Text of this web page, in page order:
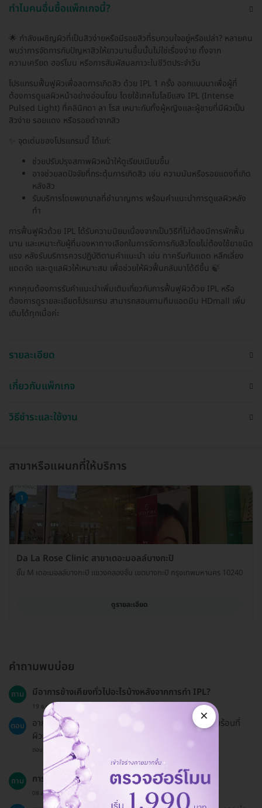
ทำไมคนอื่นซื้อแพ็กเกจนี้?
🌟 กำลังเผชิญผิวที่เป็นสิวง่ายหรือมีรอยสิวที่รบกวนใจอยู่หรือเปล่า? หลายคน
พบว่าการจัดการกับปัญหาสิวให้ยาวนานขึ้นนั้นไม่ใช่เรื่องง่าย ทั้งจาก
ความเครียด ฮอร์โมน หรือการสัมผัสมลภาวะในชีวิตประจำวัน
โปรแกรมฟื้นฟูผิวเพื่อลดการเกิดสิว ด้วย IPL 1 ครั้ง ออกแบบมาเพื่อผู้ที่
ต้องการดูแลผิวหน้าอย่างอ่อนโยน โดยใช้เทคโนโลยีแสง IPL (Intense
Pulsed Light) ที่คลินิกดา ลา โรส เหมาะกับทั้งผู้หญิงและผู้ชายที่มีผิวเป็น
สิวง่าย รอยแดง หรือรอยดำจากสิว
✨ จุดเด่นของโปรแกรมนี้ ได้แก่:
ช่วยปรับปรุงสภาพผิวหน้าให้ดูเรียบเนียนขึ้น
อาจช่วยลดปัจจัยที่กระตุ้นการเกิดสิว เช่น ความมันหรือรอยแดงที่เกิด
หลังสิว
รับบริการโดยพยาบาลที่ชำนาญการ พร้อมคำแนะนำการดูแลผิวหลัง
ทำ
การฟื้นฟูผิวด้วย IPL ได้รับความนิยมเนื่องจากเป็นวิธีที่ไม่ต้องมีการพักฟื้น
นาน และเหมาะกับผู้ที่มองหาทางเลือกในการจัดการกับสิวโดยไม่ต้องใช้ยาชนิด
แรง หลังรับบริการควรปฏิบัติตามคำแนะนำ เช่น ทาครีมกันแดด หลีกเลี่ยง
แดดจัด และดูแลผิวให้เหมาะสม เพื่อช่วยให้ผิวฟื้นกลับมาได้ดีขึ้น 🍃
หากคุณต้องการรับคำแนะนำเพิ่มเติมเกี่ยวกับการฟื้นฟูผิวด้วย IPL หรือ
ต้องการดูรายละเอียดโปรแกรม สามารถสอบถามทีมแอดมิน HDmall เพิ่ม
เติมได้ทุกเมื่อค่ะ
รายละเอียด
เกี่ยวกับแพ็กเกจ
วิธีชำระและใช้งาน
สาขาหรือแผนกที่ให้บริการ
1
Da La Rose Clinic สาขาเดอะมอลล์บางกะปิ
ชั้น M เดอะมอลล์บางกะปิ แขวงคลองจั่น เขตบางกะปิ กรุงเทพมหานคร 10240
ดูรายละเอียด
คำถามพบบ่อย
ถาม มีอาการข้างเคียงทั่วไปอะไรบ้างหลังจากการทำ IPL?
19 ธ.ค. 2024
ตอบ
อาการข้างเคียงทั่วไปอาจรวมถึงการระคายเคืองหรือแสบร้อนที่
ผิวหนัง ซึ่งส่วนใหญ่จะหายไปในเวลาไม่นาน
ตอบโดยทีมงาน HD
ถาม การชำระเงินสามารถทำได้อย่างไร?
08 ส.ค. 2024
×